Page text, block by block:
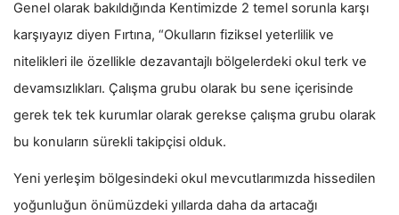
Genel olarak bakıldığında Kentimizde 2 temel sorunla karşı
karşıyayız diyen Fırtına, “Okulların fiziksel yeterlilik ve
nitelikleri ile özellikle dezavantajlı bölgelerdeki okul terk ve
devamsızlıkları. Çalışma grubu olarak bu sene içerisinde
gerek tek tek kurumlar olarak gerekse çalışma grubu olarak
bu konuların sürekli takipçisi olduk.
Yeni yerleşim bölgesindeki okul mevcutlarımızda hissedilen
yoğunluğun önümüzdeki yıllarda daha da artacağı